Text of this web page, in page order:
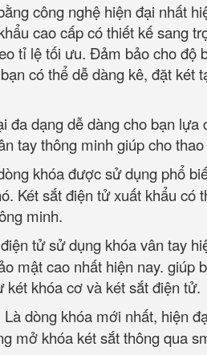
công nghệ hiện đại nhất
cao cấp có thiết kế sang
tỉ lệ tối ưu. Đảm bảo cho độ
có thể dễ dàng kê, đặt két
đa dạng dễ dàng cho bạn lựa
tay thông minh giúp cho
khóa được sử dụng phổ
Két sắt điện tử xuất khẩu có
minh.
tử sử dụng khóa vân tay
mật cao nhất hiện nay. giúp
khóa cơ và két sắt điện tử.
Là dòng khóa mới nhất, hiện
mở khóa két sắt thông qua